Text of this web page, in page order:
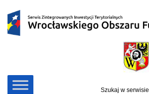
treści
Szukaj w serwisie